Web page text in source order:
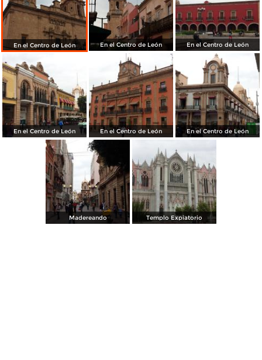
En el Centro de León En el Centro de León En el Centro de León
En el Centro de León En el Centro de León En el Centro de León
Madereando Templo Expiatorio